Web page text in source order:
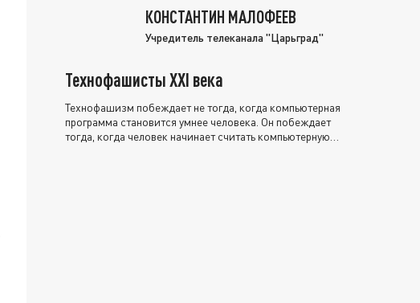
КОНСТАНТИН МАЛОФЕЕВ
Учредитель телеканала "Царьград"
Технофашисты XXI века
Технофашизм побеждает не тогда, когда компьютерная
программа становится умнее человека. Он побеждает
тогда, когда человек начинает считать компьютерную